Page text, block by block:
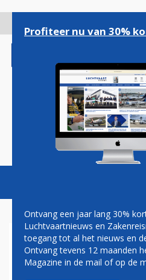
gaan
Magazine
PAUL MELKERT:
Profiteer nu van 30%
Ontvang een jaar lang 30%
Luchtvaartnieuws en
toegang tot al het nieuws en
Ontvang tevens 12 maanden
Magazine in de mail of op de